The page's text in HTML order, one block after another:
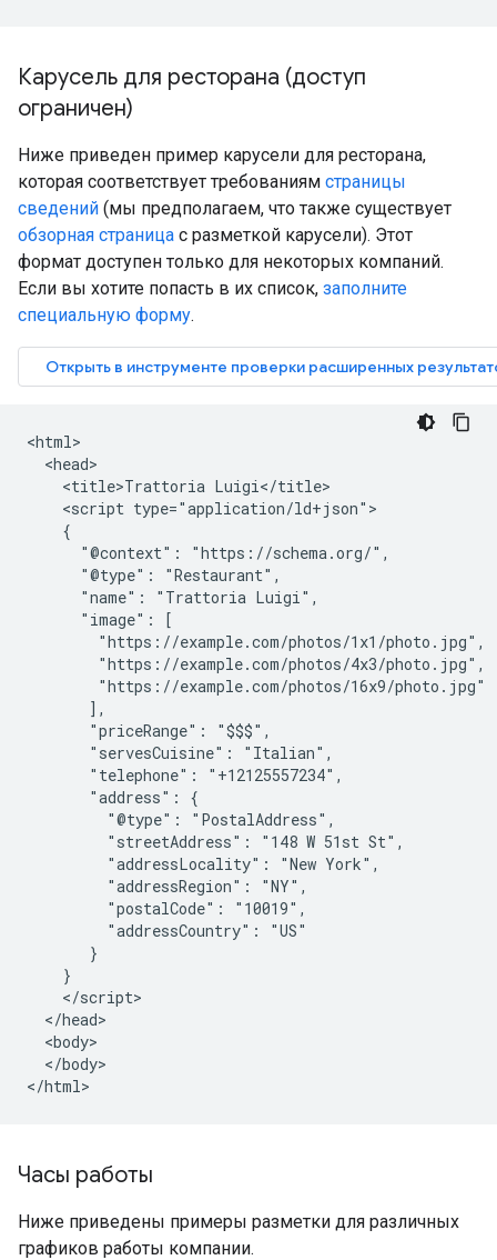
Карусель для ресторана (доступ
ограничен)
Ниже приведен пример карусели для ресторана,
которая соответствует требованиям страницы
сведений (мы предполагаем, что также существует
обзорная страница с разметкой карусели). Этот
формат доступен только для некоторых компаний.
Если вы хотите попасть в их список, заполните
специальную форму.
<html>
  <head>
    <title>Trattoria Luigi</title>
    <script type="application/ld+json">
    {
      "@context": "https://schema.org/",
      "@type": "Restaurant",
      "name": "Trattoria Luigi",
      "image": [
        "https://example.com/photos/1x1/photo.jpg",
        "https://example.com/photos/4x3/photo.jpg",
        "https://example.com/photos/16x9/photo.jpg"
       ],
       "priceRange": "$$$",
       "servesCuisine": "Italian",
       "telephone": "+12125557234",
       "address": {
         "@type": "PostalAddress",
         "streetAddress": "148 W 51st St",
         "addressLocality": "New York",
         "addressRegion": "NY",
         "postalCode": "10019",
         "addressCountry": "US"
       }
    }
    </script>
  </head>
  <body>
  </body>
</html>
Часы работы
Ниже приведены примеры разметки для различных
графиков работы компании.